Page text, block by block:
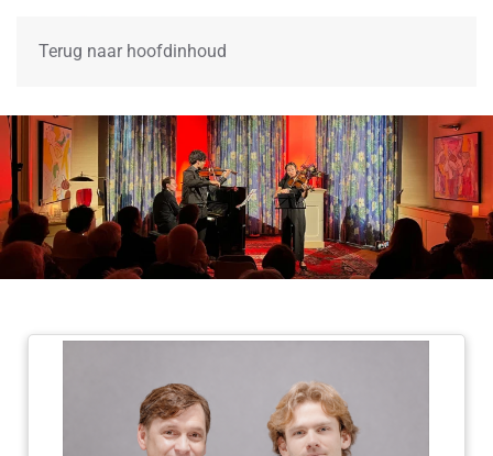
Terug naar hoofdinhoud